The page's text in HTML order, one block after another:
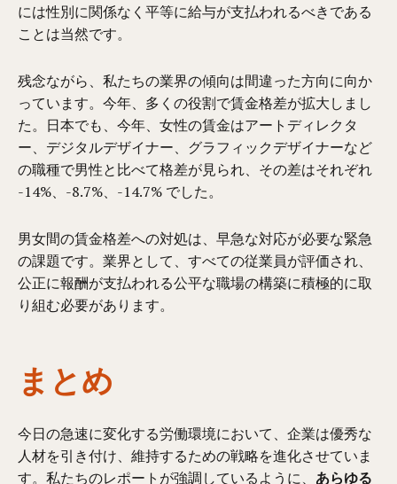
には性別に関係なく平等に給与が支払われるべきである
ことは当然です。
残念ながら、私たちの業界の傾向は間違った方向に向か
っています。今年、多くの役割で賃金格差が拡大しまし
た。日本でも、今年、女性の賃金はアートディレクタ
ー、デジタルデザイナー、グラフィックデザイナーなど
の職種で男性と比べて格差が見られ、その差はそれぞれ
-14%、-8.7%、-14.7% でした。
男女間の賃金格差への対処は、早急な対応が必要な緊急
の課題です。業界として、すべての従業員が評価され、
公正に報酬が支払われる公平な職場の構築に積極的に取
り組む必要があります。
まとめ
今日の急速に変化する労働環境において、企業は優秀な
人材を引き付け、維持するための戦略を進化させていま
す。私たちのレポートが強調しているように、 あらゆる